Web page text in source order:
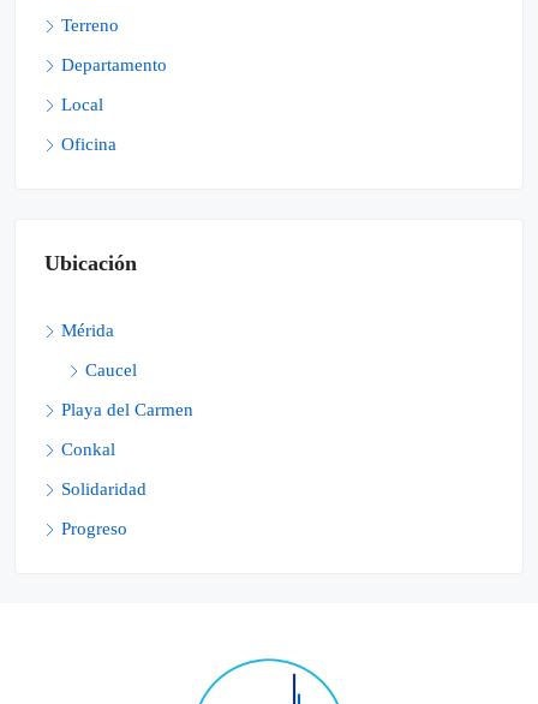
Terreno
Departamento
Local
Oficina
Ubicación
Mérida
Caucel
Playa del Carmen
Conkal
Solidaridad
Progreso